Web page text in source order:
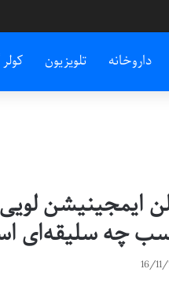
داروخانه تلویزیون
ایمجینیشن
چه سلیقه‌ای
16/